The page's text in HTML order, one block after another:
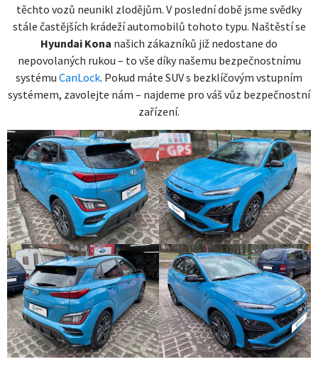
těchto vozů neunikl zlodějům. V poslední době jsme svědky
stále častějších krádeží automobilů tohoto typu. Naštěstí se
Hyundai Kona našich zákazníků již nedostane do
nepovolaných rukou – to vše díky našemu bezpečnostnímu
systému CanLock. Pokud máte SUV s bezklíčovým vstupním
systémem, zavolejte nám – najdeme pro váš vůz bezpečnostní
zařízení.